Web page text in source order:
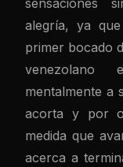
sensaciones
alegría, ya
primer bocado
venezolano
mentalmente a
acorta y por
medida que
acerca a